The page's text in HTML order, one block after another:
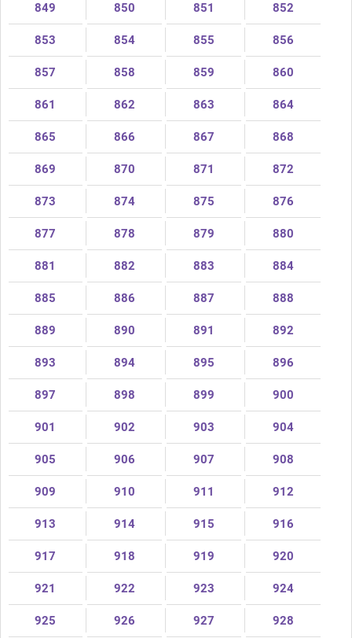
849 850 851 852
853 854 855 856
857 858 859 860
861 862 863 864
865 866 867 868
869 870 871 872
873 874 875 876
877 878 879 880
881 882 883 884
885 886 887 888
889 890 891 892
893 894 895 896
897 898 899 900
901 902 903 904
905 906 907 908
909 910 911 912
913 914 915 916
917 918 919 920
921 922 923 924
925 926 927 928